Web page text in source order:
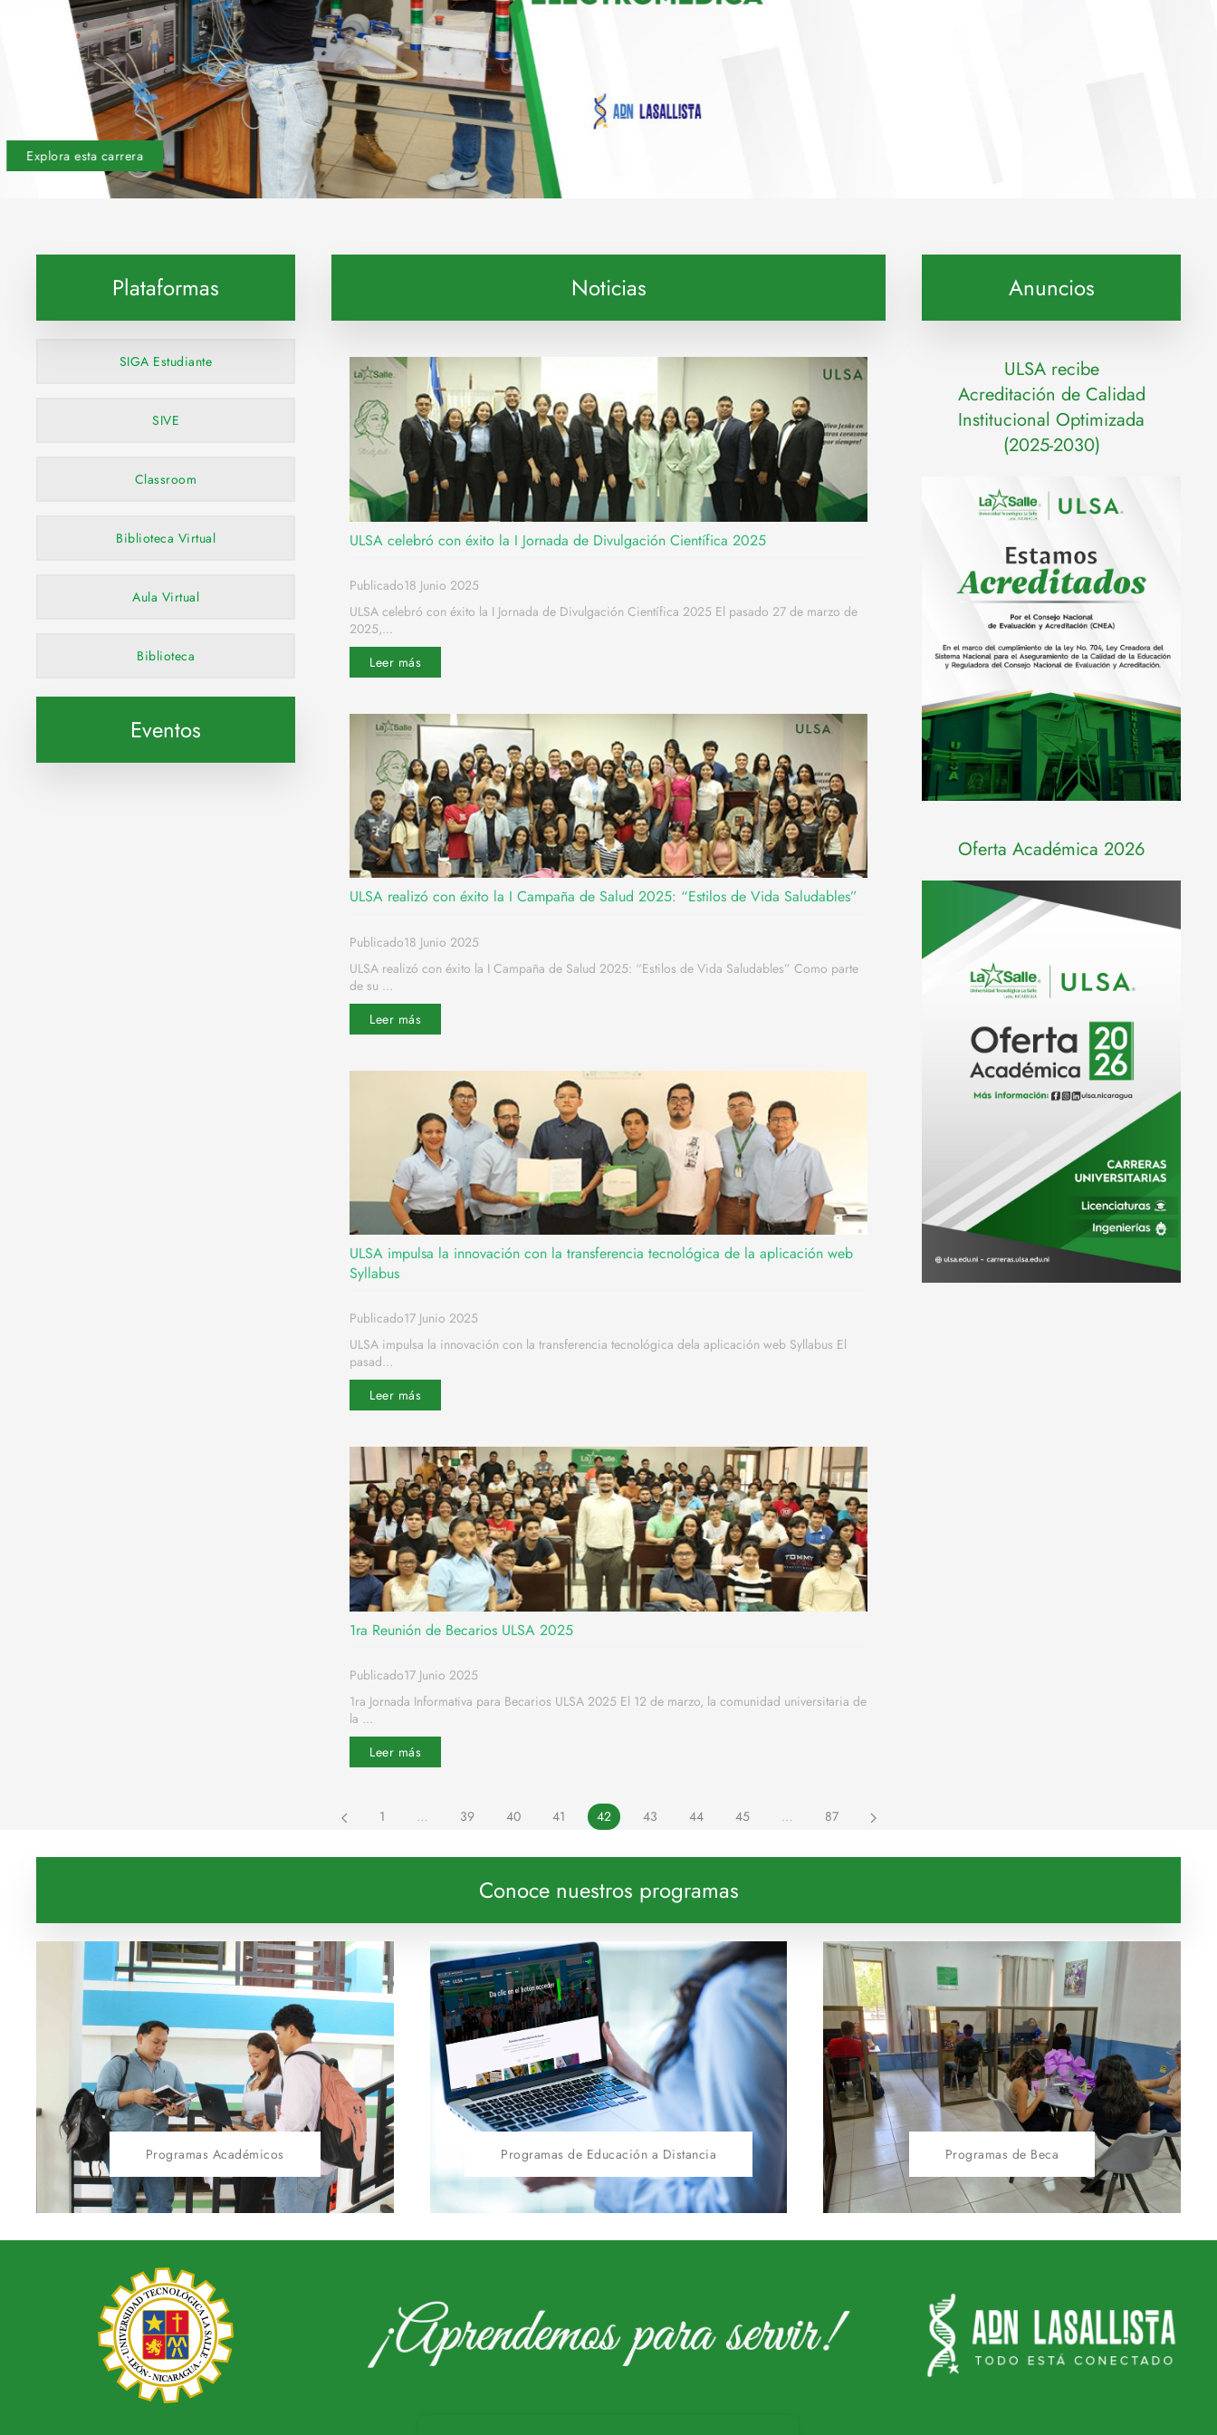
Explora esta carrera
Plataformas
SIGA Estudiante
SIVE
Classroom
Biblioteca Virtual
Aula Virtual
Biblioteca
Eventos
Noticias
ULSA celebró con éxito la I Jornada de Divulgación Científica 2025
Publicado18 Junio 2025
ULSA celebró con éxito la I Jornada de Divulgación Científica 2025 El pasado 27 de marzo de
2025,...
Leer más
ULSA realizó con éxito la I Campaña de Salud 2025: “Estilos de Vida Saludables”
Publicado18 Junio 2025
ULSA realizó con éxito la I Campaña de Salud 2025: “Estilos de Vida Saludables” Como parte
de su ...
Leer más
ULSA impulsa la innovación con la transferencia tecnológica de la aplicación web
Syllabus
Publicado17 Junio 2025
ULSA impulsa la innovación con la transferencia tecnológica dela aplicación web Syllabus El
pasad...
Leer más
1ra Reunión de Becarios ULSA 2025
Publicado17 Junio 2025
1ra Jornada Informativa para Becarios ULSA 2025 El 12 de marzo, la comunidad universitaria de
la ...
Leer más
1 … 39 40 41 42 43 44 45 … 87
Anuncios
ULSA recibe
Acreditación de Calidad
Institucional Optimizada
(2025-2030)
Oferta Académica 2026
Conoce nuestros programas
Programas Académicos Programas de Educación a Distancia Programas de Beca